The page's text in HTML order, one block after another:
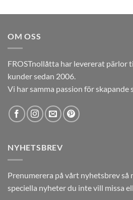
priset priset
OM OSS
FROSTnollåtta har levererat pärlor
kunder sedan 2006.
Vi har samma passion för skapande
NYHETSBREV
Prenumerera på vårt nyhetsbrev så
speciella nyheter du inte vill missa